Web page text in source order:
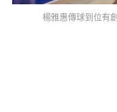
楊雅惠傳球到位有